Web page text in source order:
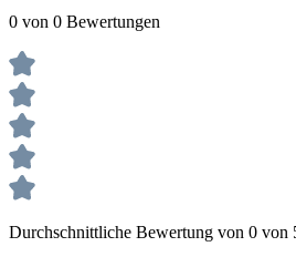
0 von 0 Bewertungen
Durchschnittliche Bewertung von 0 von